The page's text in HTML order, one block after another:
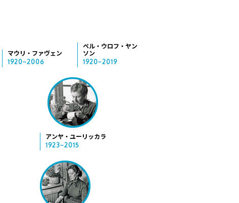
マウリ・ファヴェン
1920−2006
ペル・ウロフ・ヤン
ソン
1920−2019
アンヤ・ユーリッカラ
1923−2015